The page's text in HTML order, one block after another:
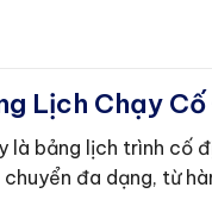
Lịch Chạy
là bảng lịch trình cố
đa dạng, từ